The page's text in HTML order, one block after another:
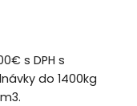
s DPH s
do 1400kg